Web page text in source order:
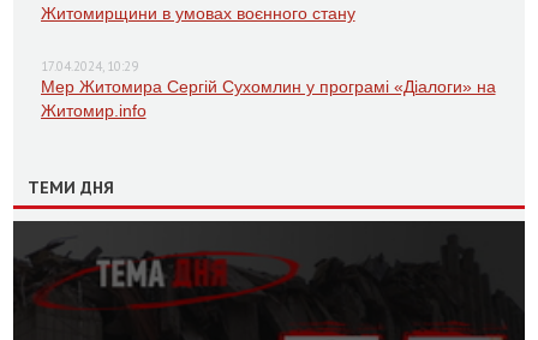
Житомирщини в умовах воєнного стану
17.04.2024, 10:29
Мер Житомира Сергій Сухомлин у програмі «Діалоги» на
Житомир.info
ТЕМИ ДНЯ